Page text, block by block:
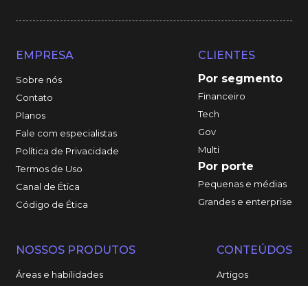
EMPRESA
Sobre nós
Contato
Planos
Fale com especialistas
Política de Privacidade
Termos de Uso
Canal de Ética
Código de Ética
NOSSOS PRODUTOS
Áreas e habilidades
CLIENTES
Por segmento
Financeiro
Tech
Gov
Multi
Por porte
Pequenas e médias
Grandes e enterprise
CONTEÚDOS
Artigos